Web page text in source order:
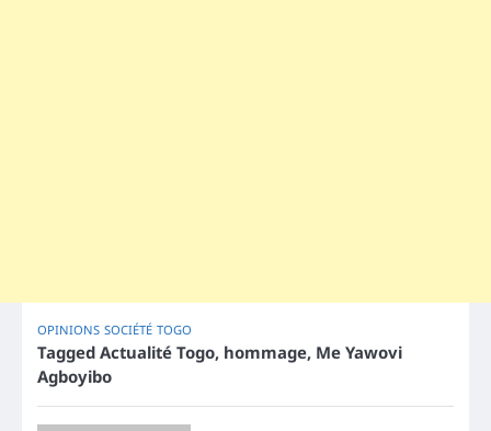
OPINIONS SOCIÉTÉ TOGO
Tagged Actualité Togo, hommage, Me Yawovi
Agboyibo